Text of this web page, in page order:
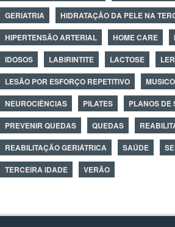
GERIATRIA
HIDRATAÇÃO DA PELE NA
HIPERTENSÃO ARTERIAL
HOME CARE
IDOSOS
LABIRINTITE LACTOSE
LER
LESÃO POR ESFORÇO REPETITIVO
NEUROCIÊNCIAS
PILATES PLANOS DE
PREVENIR QUEDAS
QUEDAS
REABILITAÇÃO GERIÁTRICA
SAÚDE
TERCEIRA IDADE
VERÃO